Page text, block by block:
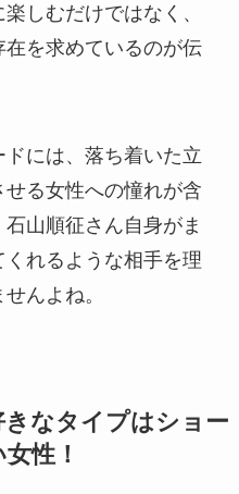
しむだけではなく、
を求めているのが伝
ドには、落ち着いた立
る女性への憧れが含
山順征さん自身がま
れるような相手を理
んよね。
なタイプはショー
性！